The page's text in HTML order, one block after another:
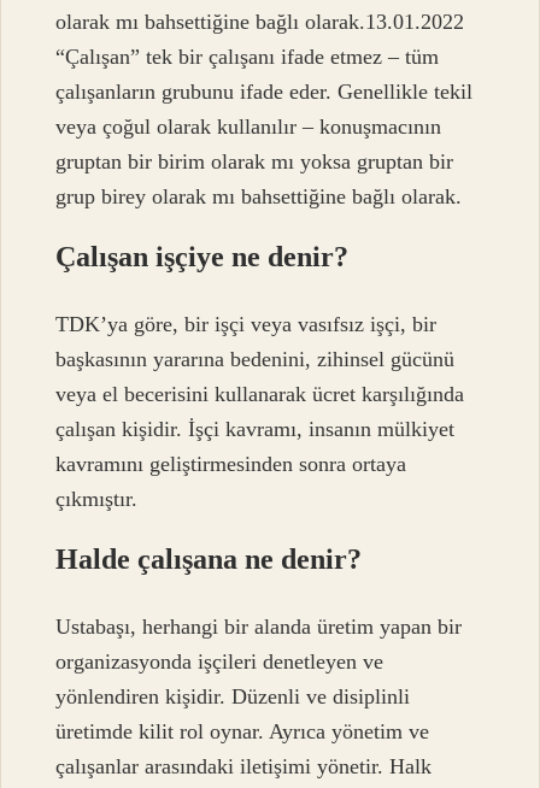
olarak mı bahsettiğine bağlı olarak.13.01.2022
“Çalışan” tek bir çalışanı ifade etmez – tüm
çalışanların grubunu ifade eder. Genellikle tekil
veya çoğul olarak kullanılır – konuşmacının
gruptan bir birim olarak mı yoksa gruptan bir
grup birey olarak mı bahsettiğine bağlı olarak.
Çalışan işçiye ne denir?
TDK’ya göre, bir işçi veya vasıfsız işçi, bir
başkasının yararına bedenini, zihinsel gücünü
veya el becerisini kullanarak ücret karşılığında
çalışan kişidir. İşçi kavramı, insanın mülkiyet
kavramını geliştirmesinden sonra ortaya
çıkmıştır.
Halde çalışana ne denir?
Ustabaşı, herhangi bir alanda üretim yapan bir
organizasyonda işçileri denetleyen ve
yönlendiren kişidir. Düzenli ve disiplinli
üretimde kilit rol oynar. Ayrıca yönetim ve
çalışanlar arasındaki iletişimi yönetir. Halk